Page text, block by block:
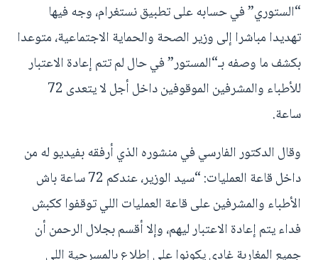
“الستوري” في حسابه على تطبيق نستغرام، وجه فيها
تهديدا مباشرا إلى وزير الصحة والحماية الاجتماعية، متوعدا
بكشف ما وصفه بـ“المستور” في حال لم تتم إعادة الاعتبار
للأطباء والمشرفين الموقوفين داخل أجل لا يتعدى 72
ساعة.
وقال الدكتور الفارسي في منشوره الذي أرفقه بفيديو له من
داخل قاعة العمليات: “سيد الوزير، عندكم 72 ساعة باش
الأطباء والمشرفين على قاعة العمليات اللي توقفوا ككبش
فداء يتم إعادة الاعتبار ليهم، وإلا أقسم بجلال الرحمن أن